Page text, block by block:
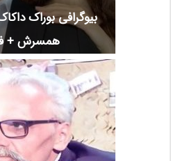
بیوگرافی بوراک
همسرش +